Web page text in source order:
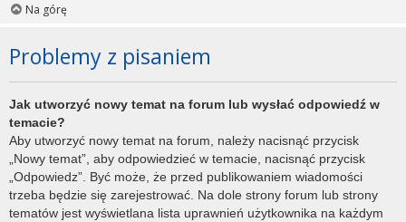
Na górę
Problemy z pisaniem
Jak utworzyć nowy temat na forum lub wysłać odpowiedź w
temacie?
Aby utworzyć nowy temat na forum, należy nacisnąć przycisk
„Nowy temat”, aby odpowiedzieć w temacie, nacisnąć przycisk
„Odpowiedz”. Być może, że przed publikowaniem wiadomości
trzeba będzie się zarejestrować. Na dole strony forum lub strony
tematów jest wyświetlana lista uprawnień użytkownika na każdym